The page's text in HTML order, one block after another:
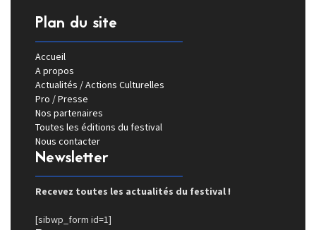
Plan du site
Accueil
A propos
Actualités / Actions Culturelles
Pro / Presse
Nos partenaires
Toutes les éditions du festival
Nous contacter
Newsletter
Recevez toutes les actualités du festival !
[sibwp_form id=1]